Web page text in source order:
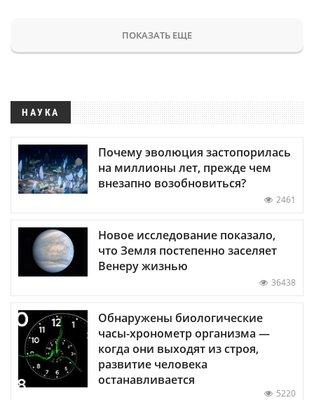
ПОКАЗАТЬ ЕЩЕ
НАУКА
Почему эволюция застопорилась
на миллионы лет, прежде чем
внезапно возобновиться?
2461
Новое исследование показало,
что Земля постепенно заселяет
Венеру жизнью
36438
Обнаружены биологические
часы-хронометр организма —
когда они выходят из строя,
развитие человека
останавливается
5220